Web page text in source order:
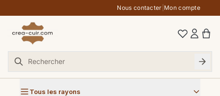
Nous contacter Mon compte
Tous les rayons